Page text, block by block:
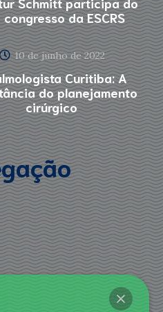
da ESCRS
10 de junho de 2022
Curitiba: A
do planejamento
cirúrgico